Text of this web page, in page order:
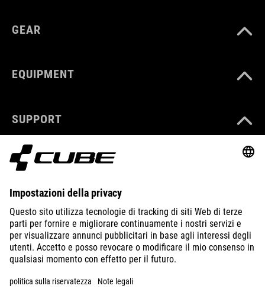
GEAR
EQUIPMENT
SUPPORT
ABOUT US
EXPLORE